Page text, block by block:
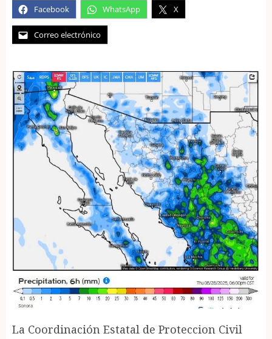
Facebook WhatsApp X
Correo electrónico
La Coordinación Estatal de Proteccion Civil